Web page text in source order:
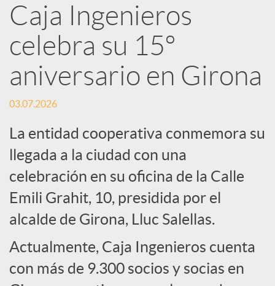
R
e
d
e
s
S
o
Caja Ingenieros
celebra su 15º
aniversario en Girona
03.07.2026
La entidad cooperativa conmemora su
llegada a la ciudad con una
celebración en su oficina de la Calle
Emili Grahit, 10, presidida por el
alcalde de Girona, Lluc Salellas.
Actualmente, Caja Ingenieros cuenta
con más de 9.300 socios y socias en